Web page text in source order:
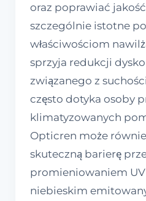
oraz poprawiać
szczególnie istotne
właściwościom
sprzyja redukcji
związanego z
często dotyka osoby
klimatyzowanych
Opticren może
skuteczną barierę
promieniowaniem UV
niebieskim